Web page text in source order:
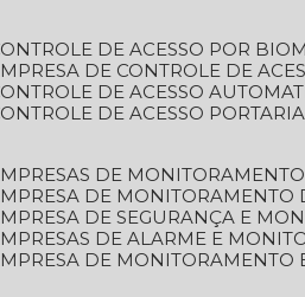
CONTROLE DE ACESSO POR
EMPRESA DE CONTROLE DE
CONTROLE DE ACESSO
CONTROLE DE ACESSO PORTARIA
EMPRESAS DE
EMPRESA DE
EMPRESA DE SEGURANÇA E
EMPRESAS DE ALARME E
EMPRESA DE MONITORAMENTO